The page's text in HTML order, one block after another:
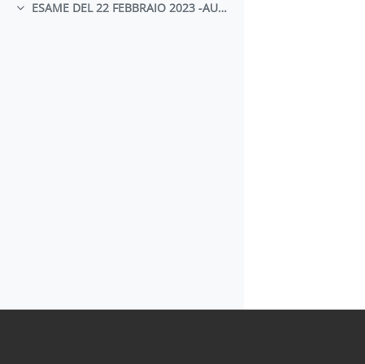
Minimizza ESAME DEL 22 FEBBRAIO 2023 -AULA 17 - ORE 10.00 - S. PIETRO IN VINCOLI